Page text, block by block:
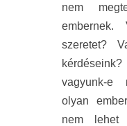
nem
embernek.
szeretet?
vagyunk-e
olyan
nem lehet